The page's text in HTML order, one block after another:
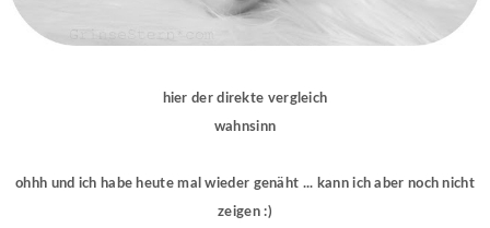
hier der direkte vergleich
wahnsinn
ohhh und ich habe heute mal wieder genäht ... kann ich aber noch nicht
zeigen :)